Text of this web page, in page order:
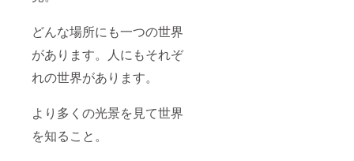
どんな場所にも一つの世界
があります。人にもそれぞ
れの世界があります。
より多くの光景を見て世界
を知ること。